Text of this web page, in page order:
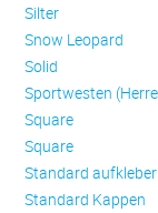
Silter
Snow Leopard
Solid
Sportwesten
Square
Square
Standard
Standard Kappen